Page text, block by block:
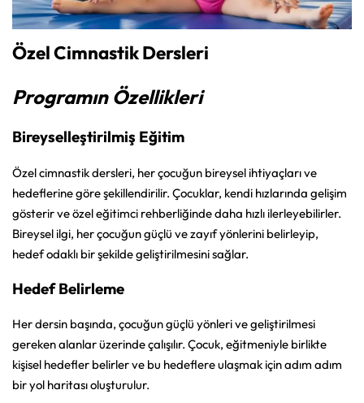
Özel Cimnastik Dersleri
Programın Özellikleri
Bireyselleştirilmiş Eğitim
Özel cimnastik dersleri, her çocuğun bireysel ihtiyaçları ve
hedeflerine göre şekillendirilir. Çocuklar, kendi hızlarında gelişim
gösterir ve özel eğitimci rehberliğinde daha hızlı ilerleyebilirler.
Bireysel ilgi, her çocuğun güçlü ve zayıf yönlerini belirleyip,
hedef odaklı bir şekilde geliştirilmesini sağlar.
Hedef Belirleme
Her dersin başında, çocuğun güçlü yönleri ve geliştirilmesi
gereken alanlar üzerinde çalışılır. Çocuk, eğitmeniyle birlikte
kişisel hedefler belirler ve bu hedeflere ulaşmak için adım adım
bir yol haritası oluşturulur.